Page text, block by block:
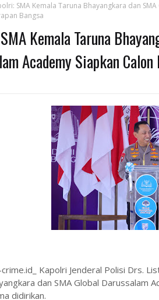
SMA Kemala Taruna Bhayangkara dan
Bangsa
Kemala Taruna
Academy Siapkan
Kapolri Jenderal Polisi Drs.
dan SMA Global Darussalam
didirikan.